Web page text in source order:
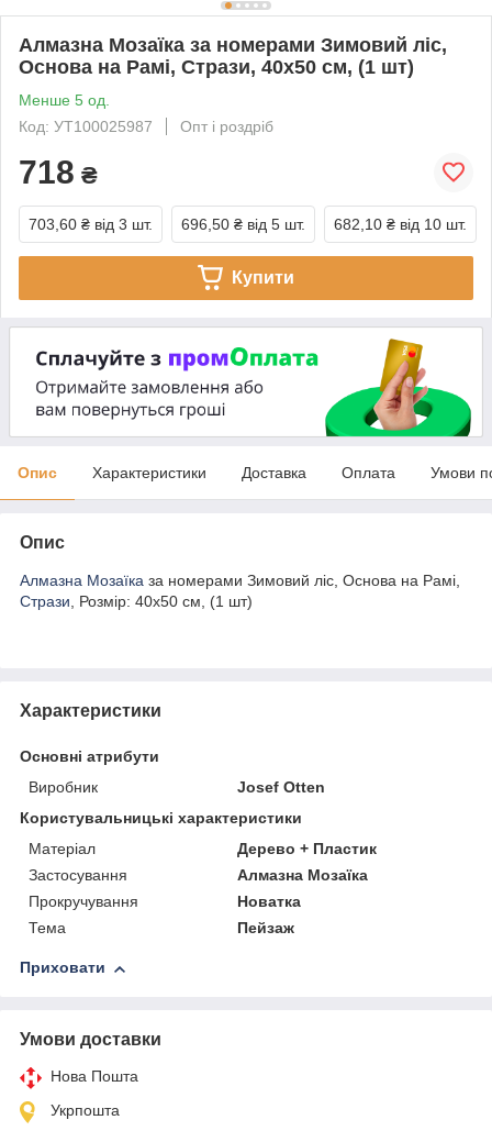
Алмазна Мозаїка за номерами Зимовий ліс,
Основа на Рамі, Стрази, 40х50 см, (1 шт)
Менше 5 од.
Код: УТ100025987
Опт і роздріб
718 ₴
703,60 ₴ від 3 шт. 696,50 ₴ від 5 шт. 682,10 ₴ від 10 шт.
Купити
Опис Характеристики Доставка Оплата Умови
Опис
Алмазна Мозаїка за номерами Зимовий ліс, Основа на Рамі,
Стрази, Розмір: 40х50 см, (1 шт)
Характеристики
Основні атрибути
Виробник
Josef Otten
Користувальницькі характеристики
Матеріал
Дерево + Пластик
Застосування
Алмазна Мозаїка
Прокручування
Новатка
Тема
Пейзаж
Приховати
Умови доставки
Нова Пошта
Укрпошта